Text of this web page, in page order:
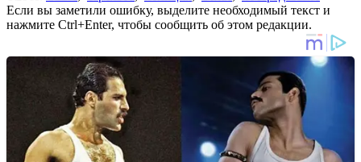
Если вы заметили ошибку, выделите необходимый текст и
нажмите Ctrl+Enter, чтобы сообщить об этом редакции.